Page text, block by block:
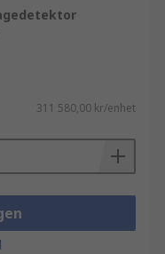
311 580,00 kr/enhet